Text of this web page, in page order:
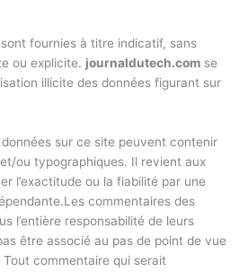
fournies à titre indicatif, sans
ou explicite. journaldutech.com se
illicite des données figurant sur
sur ce site peuvent contenir
ou typographiques. Il revient aux
l’exactitude ou la fiabilité par une
commentaires des
l’entière responsabilité de leurs
être associé au pas de point de vue
Tout commentaire qui serait